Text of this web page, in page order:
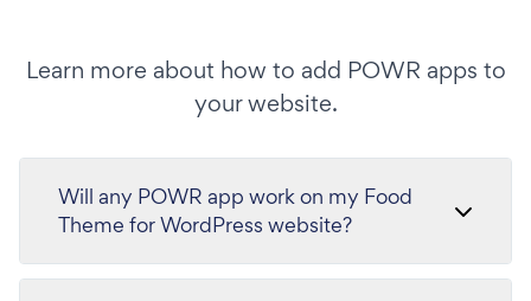
Learn more about how to add POWR apps to
your website.
Will any POWR app work on my Food
Theme for WordPress website?